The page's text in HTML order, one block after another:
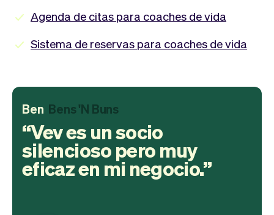
Agenda de citas para coaches de vida
Sistema de reservas para coaches de vida
Ben Bens 'N Buns
Vev es un socio
silencioso pero muy
eficaz en mi negocio.